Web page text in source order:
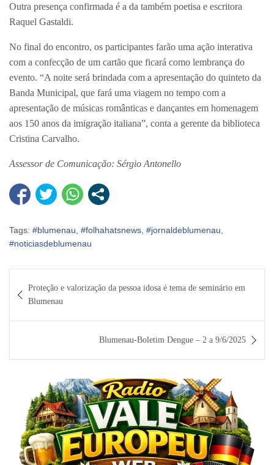
Outra presença confirmada é a da também poetisa e escritora
Raquel Gastaldi.
No final do encontro, os participantes farão uma ação interativa
com a confecção de um cartão que ficará como lembrança do
evento. “A noite será brindada com a apresentação do quinteto da
Banda Municipal, que fará uma viagem no tempo com a
apresentação de músicas românticas e dançantes em homenagem
aos 150 anos da imigração italiana”, conta a gerente da biblioteca
Cristina Carvalho.
Assessor de Comunicação: Sérgio Antonello
Tags: #blumenau, #folhahatsnews, #jornaldeblumenau,
#noticiasdeblumenau
de
Post
Proteção e valorização da pessoa idosa é tema de seminário em
Blumenau
Blumenau-Boletim Dengue – 2 a 9/6/2025